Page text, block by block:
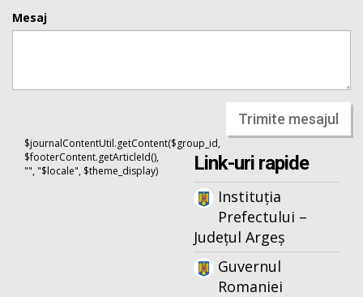
Mesaj
Trimite mesajul
$journalContentUtil.getContent($group_id,
$footerContent.getArticleId(),
"", "$locale", $theme_display)
Link-uri rapide
Instituția
Prefectului –
Județul Argeș
Guvernul
Romaniei